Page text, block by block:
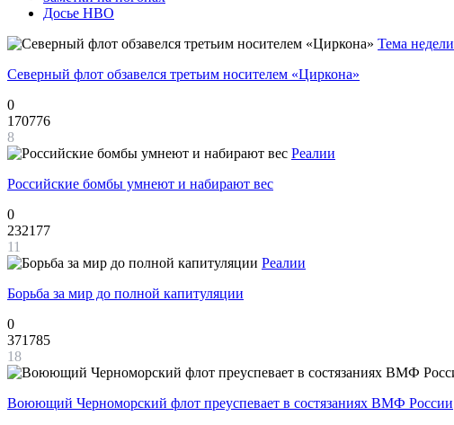
Досье НВО
Тема недели
Северный флот обзавелся третьим носителем «Циркона»
0
170776
8
Реалии
Российские бомбы умнеют и набирают вес
0
232177
11
Реалии
Борьба за мир до полной капитуляции
0
371785
18
Воюющий Черноморский флот преуспевает в состязаниях ВМФ России